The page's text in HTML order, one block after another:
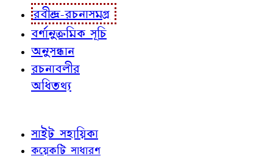
রবীন্দ্র-রচনাসমগ্র
বর্ণানুক্রমিক সূচি
অনুসন্ধান
রচনাবলীর
অধিতথ্য
সাইট সহায়িকা
কয়েকটি সাধারণ